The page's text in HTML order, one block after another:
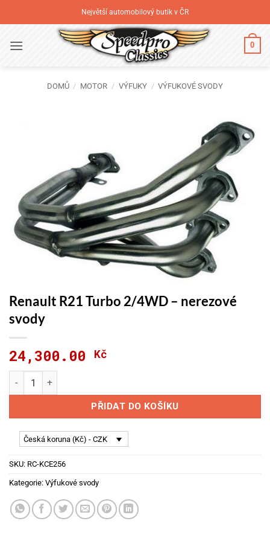
na
Největší automobilový butik v ČR
0
DOMŮ / MOTOR / VÝFUKY / VÝFUKOVÉ SVODY
Renault R21 Turbo 2/4WD – nerezové
svody
24,300.00 Kč
Renault R21 Turbo 2/4WD - nerezové svody množství
PŘIDAT DO KOŠÍKU
Česká koruna (Kč) - CZK
SKU: RC-KCE256
Kategorie: Výfukové svody